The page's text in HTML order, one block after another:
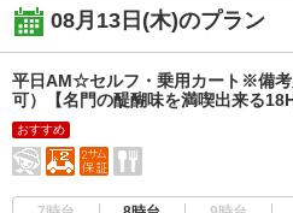
08月13日(木)のプラン
平日AM☆セルフ・乗用カート※備考
可）【名門の醍醐味を満喫出来る18H
おすすめ